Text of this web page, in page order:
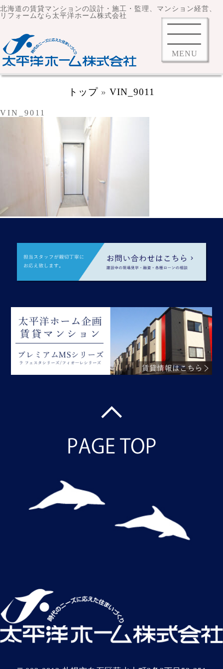
北海道の賃貸マンションの設計・施工・監理、マンション経営、
リフォームなら太平洋ホーム株式会社
MENU
トップ» VIN_9011
VIN_9011